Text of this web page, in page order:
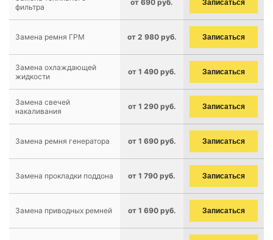
фильтра
от 690 руб. Записаться
Замена ремня ГРМ от 2 980 руб. Записаться
Замена охлаждающей
жидкости
от 1 490 руб. Записаться
Замена свечей
накаливания
от 1 290 руб. Записаться
Замена ремня генератора от 1 690 руб. Записаться
Замена прокладки поддона от 1 790 руб. Записаться
Замена приводных ремней от 1 690 руб. Записаться